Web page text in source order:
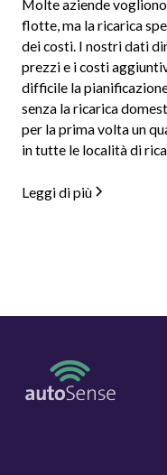
Molte aziende
flotte, ma la ricarica
dei costi. I nostri dati
prezzi e i costi
difficile la
senza la ricarica
per la prima volta un
in tutte le località di
Leggi di più